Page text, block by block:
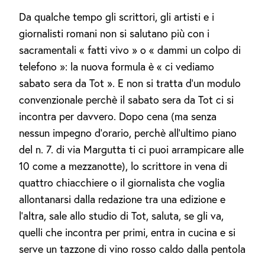
Da qualche tempo gli scrittori, gli artisti e i
giornalisti romani non si salutano più con i
sacramentali « fatti vivo » o « dammi un colpo di
telefono »: la nuova formula è « ci vediamo
sabato sera da Tot ». E non si tratta d’un modulo
convenzionale perchè il sabato sera da Tot ci si
incontra per davvero. Dopo cena (ma senza
nessun impegno d’orario, perchè all’ultimo piano
del n. 7. di via Margutta ti ci puoi arrampicare alle
10 come a mezzanotte), lo scrittore in vena di
quattro chiacchiere o il giornalista che voglia
allontanarsi dalla redazione tra una edizione e
l’altra, sale allo studio di Tot, saluta, se gli va,
quelli che incontra per primi, entra in cucina e si
serve un tazzone di vino rosso caldo dalla pentola